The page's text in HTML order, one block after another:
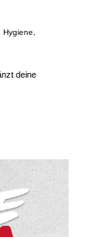
Hygiene
deine